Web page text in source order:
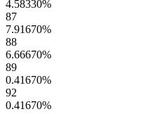
4.58330%
87
7.91670%
88
6.66670%
89
0.41670%
92
0.41670%